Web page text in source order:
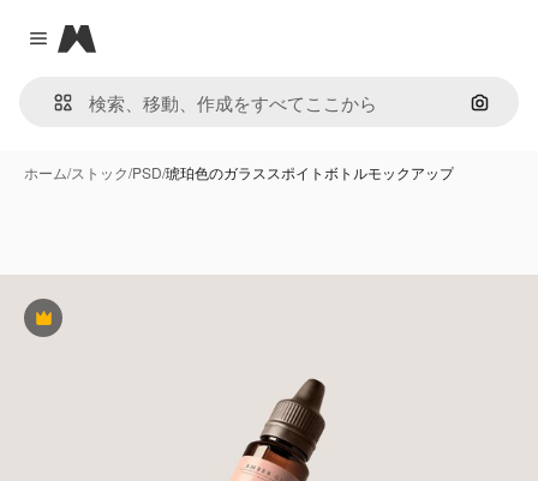
Close menu
Magnific
画像で
ホーム/ストック/PSD/琥珀色のガラススポイトボトルモックアップ
Premium